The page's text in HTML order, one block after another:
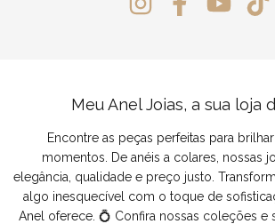
Meu Anel Joias, a sua loja
Encontre as peças perfeitas para
momentos. De anéis a colares, nossas
elegância, qualidade e preço justo.
algo inesquecível com o toque de
Anel oferece. 💍 Confira nossas coleções e